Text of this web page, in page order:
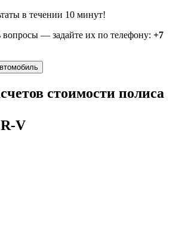
в течении 10 минут!
вопросы — задайте их по телефону: +7
стоимости полиса
V